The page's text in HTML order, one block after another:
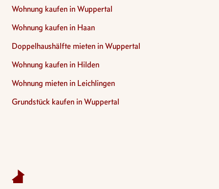
Wohnung kaufen in Wuppertal
Wohnung kaufen in Haan
Doppelhaushälfte mieten in Wuppertal
Wohnung kaufen in Hilden
Wohnung mieten in Leichlingen
Grundstück kaufen in Wuppertal